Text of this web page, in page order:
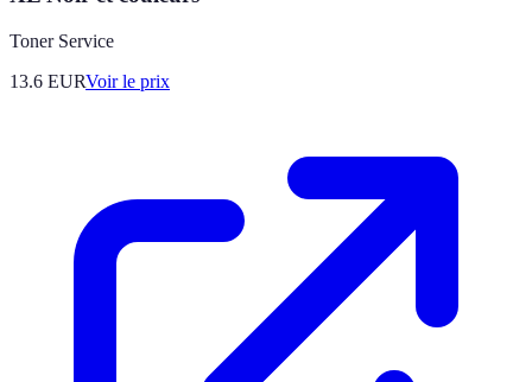
Toner Service
13.6 EURVoir le prix